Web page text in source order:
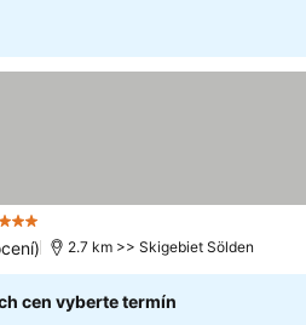
3 Počet hvězdiček
2.7 km >> Skigebiet Sölden
cen vyberte termín